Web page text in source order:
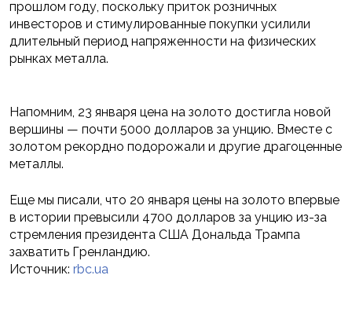
прошлом году, поскольку приток розничных
инвесторов и стимулированные покупки усилили
длительный период напряженности на физических
рынках металла.
Напомним, 23 января цена на золото достигла новой
вершины — почти 5000 долларов за унцию. Вместе с
золотом рекордно подорожали и другие драгоценные
металлы.
Еще мы писали, что 20 января цены на золото впервые
в истории превысили 4700 долларов за унцию из-за
стремления президента США Дональда Трампа
захватить Гренландию.
Источник: rbc.ua